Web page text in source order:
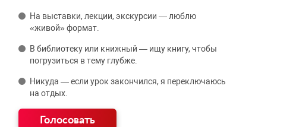
На выставки, лекции, экскурсии — люблю
«живой» формат.
В библиотеку или книжный — ищу книгу, чтобы
погрузиться в тему глубже.
Никуда — если урок закончился, я переключаюсь
на отдых.